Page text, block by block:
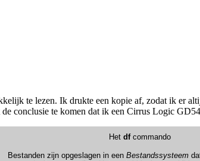
te lezen. Ik drukte een kopie af, zodat ik er
conclusie te komen dat ik een Cirrus Logic
Het dfcommando
Bestanden zijn opgeslagen in een Bestandssysteem